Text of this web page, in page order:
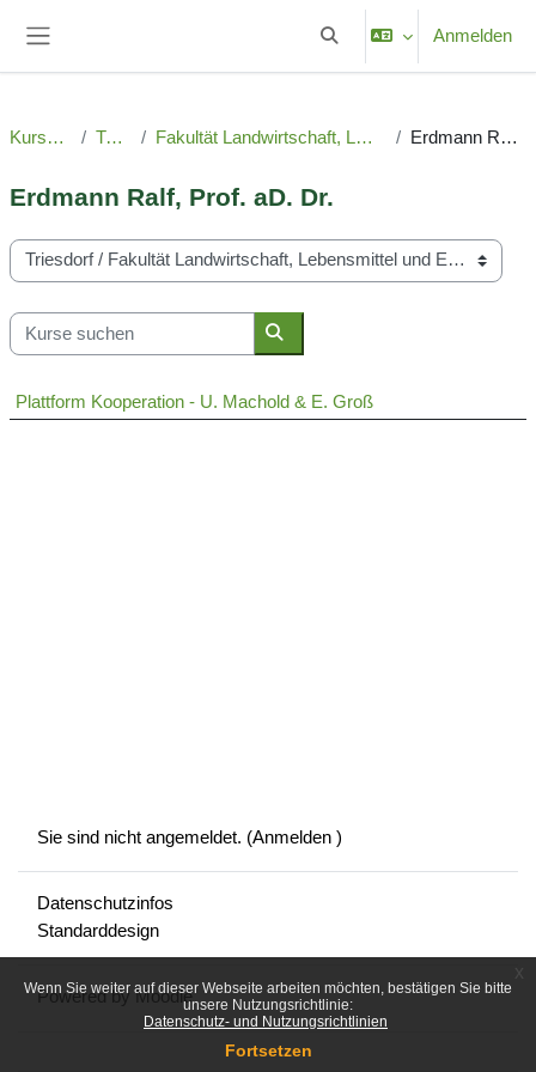
Wenn Sie weiter auf dieser Webseite arbeiten möchten, bestätigen Sie bitte
unsere Nutzungsrichtlinie:
Datenschutz- und Nutzungsrichtlinien
Fortsetzen
x
Sucheingabe umschalten
Anmelden
Kursbereiche Triesdorf Fakultät Landwirtschaft, Lebensmittel und Ernährung Erdmann Ralf, Prof. aD. Dr.
Erdmann Ralf, Prof. aD. Dr.
Kursbereiche
Kurse suchen
Kurse suchen
Plattform Kooperation - U. Machold & E. Groß
Sie sind nicht angemeldet. (Anmelden )
Datenschutzinfos
Standarddesign
Powered byMoodle